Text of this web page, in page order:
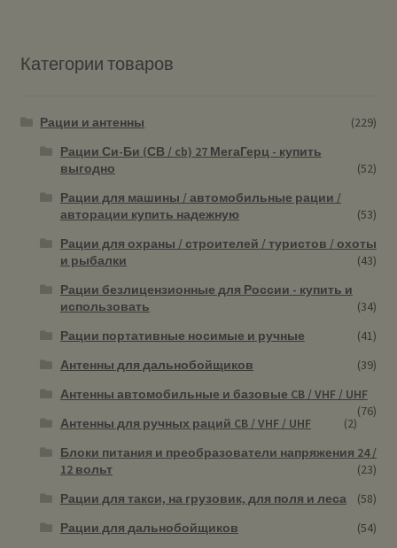
Категории товаров
Рации и антенны
(229)
Рации Си-Би (СВ / cb) 27 МегаГерц - купить
выгодно
(52)
Рации для машины / автомобильные рации /
авторации купить надежную
(53)
Рации для охраны / строителей / туристов / охоты
и рыбалки
(43)
Рации безлицензионные для России - купить и
использовать
(34)
Рации портативные носимые и ручные
(41)
Антенны для дальнобойщиков
(39)
Антенны автомобильные и базовые CB / VHF / UHF
(76)
Антенны для ручных раций CB / VHF / UHF
(2)
Блоки питания и преобразователи напряжения 24 /
12 вольт
(23)
Рации для такси, на грузовик, для поля и леса
(58)
Рации для дальнобойщиков
(54)